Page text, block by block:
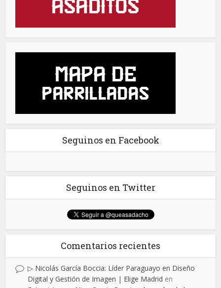
Seguinos en Facebook
Seguinos en Twitter
Comentarios recientes
▷ Nicolás García Boccia: Líder Paraguayo en Diseño
Digital y Gestión de Imagen | Elige Madrid en